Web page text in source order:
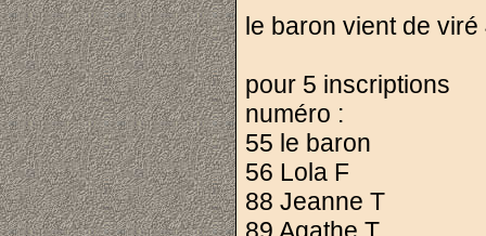
le baron vient de viré
pour 5 inscriptions
numéro :
55 le baron
56 Lola F
88 Jeanne T